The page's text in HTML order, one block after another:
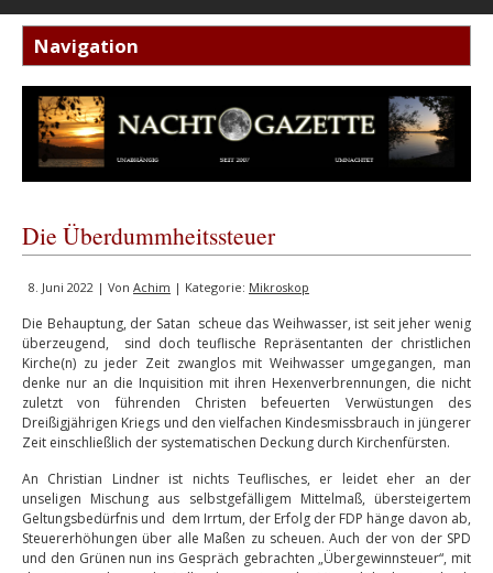
Die Überdummheitssteuer
8. Juni 2022 | Von Achim | Kategorie: Mikroskop
Die Behauptung, der Satan scheue das Weihwasser, ist seit jeher wenig
überzeugend, sind doch teuflische Repräsentanten der christlichen
Kirche(n) zu jeder Zeit zwanglos mit Weihwasser umgegangen, man
denke nur an die Inquisition mit ihren Hexenverbrennungen, die nicht
zuletzt von führenden Christen befeuerten Verwüstungen des
Dreißigjährigen Kriegs und den vielfachen Kindesmissbrauch in jüngerer
Zeit einschließlich der systematischen Deckung durch Kirchenfürsten.
An Christian Lindner ist nichts Teuflisches, er leidet eher an der
unseligen Mischung aus selbstgefälligem Mittelmaß, übersteigertem
Geltungsbedürfnis und dem Irrtum, der Erfolg der FDP hänge davon ab,
Steuererhöhungen über alle Maßen zu scheuen. Auch der von der SPD
und den Grünen nun ins Gespräch gebrachten „Übergewinnsteuer“, mit